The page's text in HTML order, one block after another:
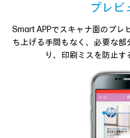
プレビ
Smart APPでスキャナ面のプレ
ち上げる手間もなく、必要な部
り、印刷ミスを防止す